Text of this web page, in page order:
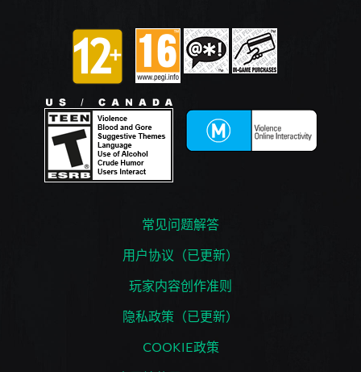
常见问题解答
用户协议（已更新）
玩家内容创作准则
隐私政策（已更新）
COOKIE政策